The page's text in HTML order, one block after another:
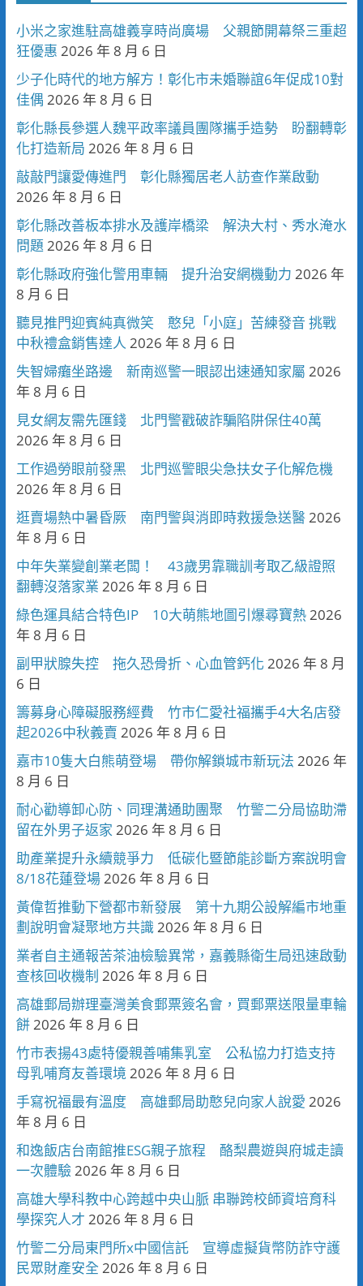
小米之家進駐高雄義享時尚廣場 父親節開幕祭三重超
狂優惠 2026 年 8 月 6 日
少子化時代的地方解方！彰化市未婚聯誼6年促成10對
佳偶 2026 年 8 月 6 日
彰化縣長參選人魏平政率議員團隊攜手造勢 盼翻轉彰
化打造新局 2026 年 8 月 6 日
敲敲門讓愛傳進門 彰化縣獨居老人訪查作業啟動
2026 年 8 月 6 日
彰化縣改善板本排水及護岸橋梁 解決大村、秀水淹水
問題 2026 年 8 月 6 日
彰化縣政府強化警用車輛 提升治安網機動力 2026 年
8 月 6 日
聽見推門迎賓純真微笑 憨兒「小庭」苦練發音 挑戰
中秋禮盒銷售達人 2026 年 8 月 6 日
失智婦癱坐路邊 新南巡警一眼認出速通知家屬 2026
年 8 月 6 日
見女網友需先匯錢 北門警戳破詐騙陷阱保住40萬
2026 年 8 月 6 日
工作過勞眼前發黑 北門巡警眼尖急扶女子化解危機
2026 年 8 月 6 日
逛賣場熱中暑昏厥 南門警與消即時救援急送醫2026
年 8 月 6 日
中年失業變創業老闆！ 43歲男靠職訓考取乙級證照
翻轉沒落家業 2026 年 8 月 6 日
綠色運具結合特色IP 10大萌熊地圖引爆尋寶熱2026
年 8 月 6 日
副甲狀腺失控 拖久恐骨折、心血管鈣化 2026 年 8 月
6 日
籌募身心障礙服務經費 竹市仁愛社福攜手4大名店發
起2026中秋義賣 2026 年 8 月 6 日
嘉市10隻大白熊萌登場 帶你解鎖城市新玩法 2026 年
8 月 6 日
耐心勸導卸心防、同理溝通助團聚 竹警二分局協助滯
留在外男子返家 2026 年 8 月 6 日
助產業提升永續競爭力 低碳化暨節能診斷方案說明會
8/18花蓮登場2026 年 8 月 6 日
黃偉哲推動下營都市新發展 第十九期公設解編市地重
劃說明會凝聚地方共識2026 年 8 月 6 日
業者自主通報苦茶油檢驗異常，嘉義縣衛生局迅速啟動
查核回收機制 2026 年 8 月 6 日
高雄郵局辦理臺灣美食郵票簽名會，買郵票送限量車輪
餅2026 年 8 月 6 日
竹市表揚43處特優親善哺集乳室 公私協力打造支持
母乳哺育友善環境2026 年 8 月 6 日
手寫祝福最有溫度 高雄郵局助憨兒向家人說愛 2026
年 8 月 6 日
和逸飯店台南館推ESG親子旅程 酪梨農遊與府城走讀
一次體驗2026 年 8 月 6 日
高雄大學科教中心跨越中央山脈 串聯跨校師資培育科
學探究人才 2026 年 8 月 6 日
竹警二分局東門所x中國信託 宣導虛擬貨幣防詐守護
民眾財產安全 2026 年 8 月 6 日